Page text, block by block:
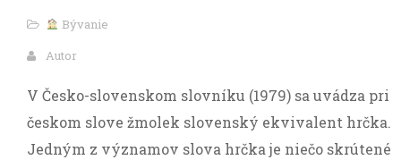
Bývanie
Autor
V Česko-slovenskom slovníku (1979) sa uvádza pri
českom slove žmolek slovenský ekvivalent hrčka.
Jedným z významov slova hrčka je niečo skrútené